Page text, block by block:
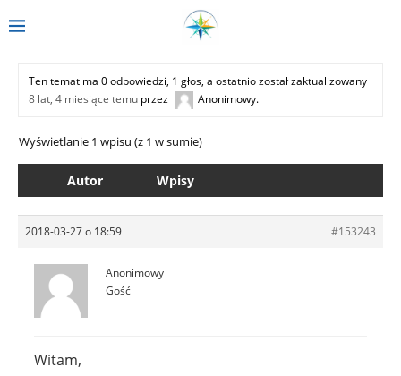
Ten temat ma 0 odpowiedzi, 1 głos, a ostatnio został zaktualizowany
8 lat, 4 miesiące temu przez Anonimowy.
Wyświetlanie 1 wpisu (z 1 w sumie)
Autor Wpisy
2018-03-27 o 18:59 #153243
Anonimowy
Gość
Witam,